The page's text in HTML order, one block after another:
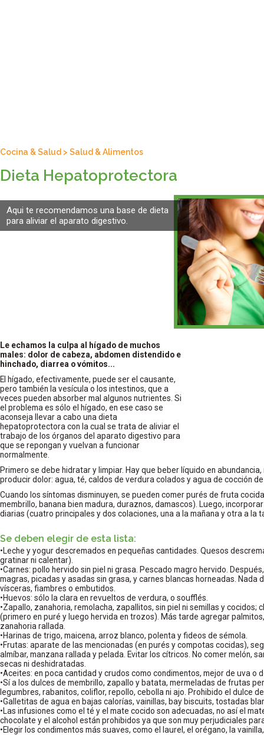
Cocina & Salud > Salud & Alimentos
Dieta Hepatoprotectora
Aqui te recomendamos una base de dieta
para aliviar el aparato digestivo.
Le echamos la culpa al hígado de muchos
males: dolor de cabeza, abdomen distendido e
hinchado, diarrea o vómitos...
El hígado, efectivamente, puede ser el causante,
pero también la vesícula o los intestinos, que a
veces pueden absorber mal algunos nutrientes. Si
el problema es sólo el hígado, en ese caso se
aconseja llevar a cabo una dieta
hepatoprotectora con la cual se trata de aliviar el
trabajo de los órganos del aparato digestivo para
que se repongan y vuelvan a funcionar
normalmente.
Primero se debe hidratar y limpiar. Hay que beber líquido en
producir dolor: agua, té, caldos de verdura colados y agua de cocción
Cuando los síntomas disminuyen, se pueden comer purés de fruta
membrillo, banana bien madura, duraznos, damascos). Luego,
diarias (cuatro principales y dos colaciones, una a la mañana y otra a la
Se deben elegir de esta lista:
•Leche y yogur descremados en pequeñas cantidades. Quesos
gratinar ni calentar).
•Carnes: pollo hervido sin piel ni grasa. Pescado magro hervido.
magras, picadas y asadas sin grasa, y carnes blancas horneadas. Nada
vísceras, fiambres o embutidos.
•Huevos: sólo la clara en revueltos de verdura, o soufflés.
•Zapallo, zanahoria, remolacha, zapallitos, sin piel ni semillas y cocidos;
(primero en puré y luego hervida en trozos). Más tarde agregar
zanahoria rallada.
•Harinas de trigo, maicena, arroz blanco, polenta y fideos de sémola.
•Frutas: aparate de las mencionadas (en purés y compotas cocidas),
almíbar, manzana rallada y pelada. Evitar los cítricos. No comer melón,
secas ni deshidratadas.
•Aceites: en poca cantidad y crudos como condimentos, mejor de uva o
•Sí a los dulces de membrillo, zapallo y batata, mermeladas de frutas
legumbres, rabanitos, coliflor, repollo, cebolla ni ajo. Prohibido el dulce
•Galletitas de agua en bajas calorías, vainillas, bay biscuits, tostadas
•Las infusiones como el té y el mate cocido son adecuadas, no así el
chocolate y el alcohol están prohibidos ya que son muy perjudiciales
•Elegir los condimentos más suaves, como el laurel, el orégano, la